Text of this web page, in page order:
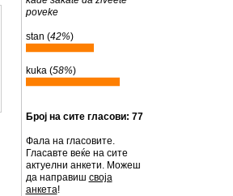
poveke
stan (42%)
kuka (58%)
Број на сите гласови: 77
Фала на гласовите.
Гласавте веќе на сите
актуелни анкети. Можеш
да направиш своја
анкета!